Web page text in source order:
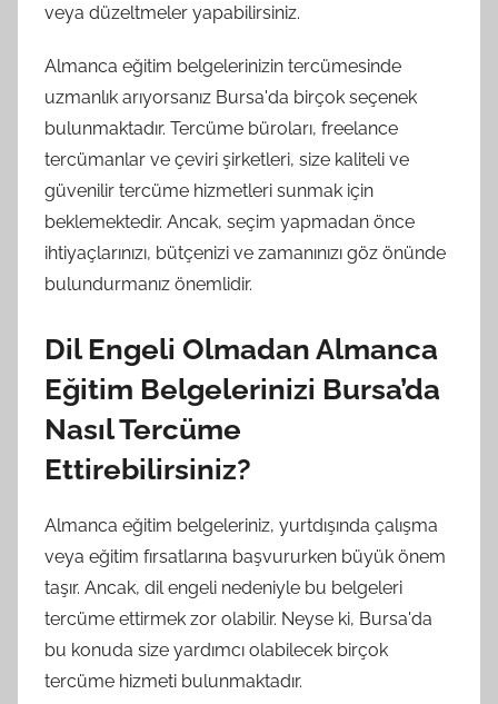
veya düzeltmeler yapabilirsiniz.
Almanca eğitim belgelerinizin tercümesinde
uzmanlık arıyorsanız Bursa'da birçok seçenek
bulunmaktadır. Tercüme büroları, freelance
tercümanlar ve çeviri şirketleri, size kaliteli ve
güvenilir tercüme hizmetleri sunmak için
beklemektedir. Ancak, seçim yapmadan önce
ihtiyaçlarınızı, bütçenizi ve zamanınızı göz önünde
bulundurmanız önemlidir.
Dil Engeli Olmadan Almanca
Eğitim Belgelerinizi Bursa’da
Nasıl Tercüme
Ettirebilirsiniz?
Almanca eğitim belgeleriniz, yurtdışında çalışma
veya eğitim fırsatlarına başvururken büyük önem
taşır. Ancak, dil engeli nedeniyle bu belgeleri
tercüme ettirmek zor olabilir. Neyse ki, Bursa'da
bu konuda size yardımcı olabilecek birçok
tercüme hizmeti bulunmaktadır.